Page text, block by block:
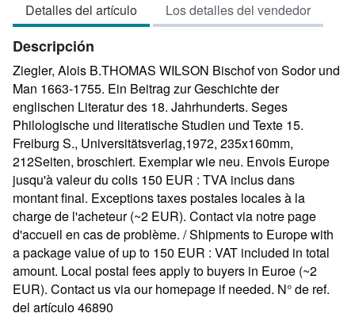
5
de
estrellas
Detalles del artículo Los detalles del vendedor
Descripción
Ziegler, Alois B.THOMAS WILSON Bischof von Sodor und
Man 1663-1755. Ein Beitrag zur Geschichte der
englischen Literatur des 18. Jahrhunderts. Seges
Philologische und literatische Studien und Texte 15.
Freiburg S., Universitätsverlag,1972, 235x160mm,
212Seiten, broschiert. Exemplar wie neu. Envois Europe
jusqu'à valeur du colis 150 EUR : TVA inclus dans
montant final. Exceptions taxes postales locales à la
charge de l'acheteur (~2 EUR). Contact via notre page
d'accueil en cas de problème. / Shipments to Europe with
a package value of up to 150 EUR : VAT included in total
amount. Local postal fees apply to buyers in Euroe (~2
EUR). Contact us via our homepage if needed. N° de ref.
del artículo 46890